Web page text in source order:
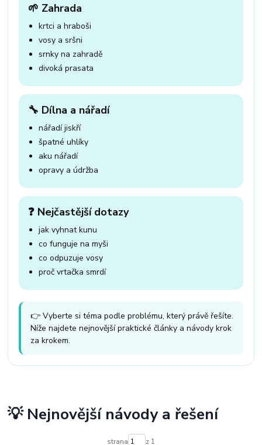
🌱 Zahrada
krtci a hraboši
vosy a sršni
srnky na zahradě
divoká prasata
🔧 Dílna a nářadí
nářadí jiskří
špatné uhlíky
aku nářadí
opravy a údržba
❓ Nejčastější dotazy
jak vyhnat kunu
co funguje na myši
co odpuzuje vosy
proč vrtačka smrdí
👉 Vyberte si téma podle problému, který právě řešíte.
Níže najdete nejnovější praktické články a návody krok
za krokem.
💡 Nejnovější návody a řešení
strana z 1